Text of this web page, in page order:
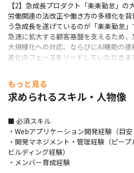
【2】急成長プロダクト「楽楽勤怠」の
労働関連の法改正や働き方の多様化を
う急成長を遂げているのが「楽楽勤怠
急速に拡大する顧客基盤を支えるため
大規模化への対応、ならびにAI機能の
進化のフェーズをリードしていただきま
から、既存主力事業のダイナミックなグ
リングマネージャーとして非常に挑戦し
発組織を共に創り上げていただける方を
※マネジメントのメンバー数はだいたい
時点）。
■詳細
もっと見る
求められるスキル・人物像
■ 必須スキル
・Webアプリケーション開発経験（目安
・開発マネジメント・管理経験（ピー
ビルディング経験）
・メンバー育成経験